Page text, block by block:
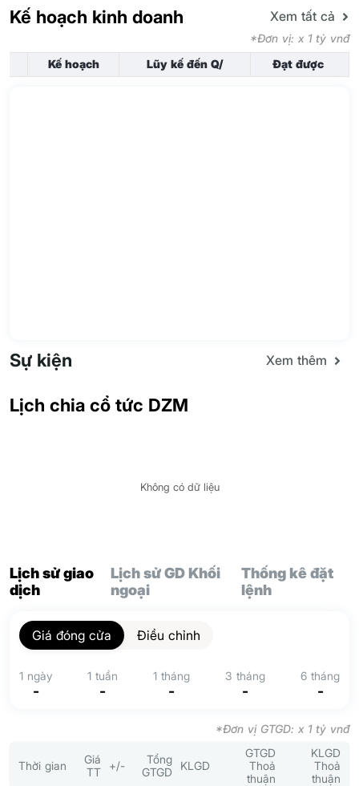
Kế hoạch kinh doanh Xem tất cả
*Đơn vị: x 1 tỷ vnđ
Kế hoạch
Lũy kế đến Q/ Đạt được
Sự kiện Xem thêm
Lịch chia cổ tức DZM
Không có dữ liệu
Lịch sử giao
dịch
Lịch sử GD Khối
ngoại
Thống kê đặt
lệnh
Giá đóng cửa Điều chỉnh
1 ngày
-
1 tuần
-
1 tháng
-
3 tháng
-
6 tháng
-
*Đơn vị GTGD: x 1 tỷ vnđ
Thời gian
Giá
TT
+/-
Tổng
GTGD
KLGD
GTGD
Thoả
thuận
KLGD
Thoả
thuận